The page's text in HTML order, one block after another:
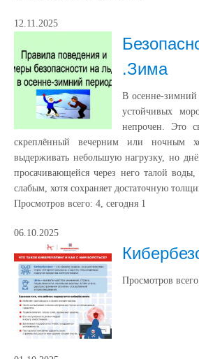
12.11.2025
.Зима
В осенне-зимний
устойчивых
непрочен. Это
скреплённый вечерним или ночным
выдерживать небольшую нагрузку, но
просачивающейся через него талой
слабым, хотя сохраняет достаточную
Просмотров всего: 4, сегодня 1
06.10.2025
Просмотров